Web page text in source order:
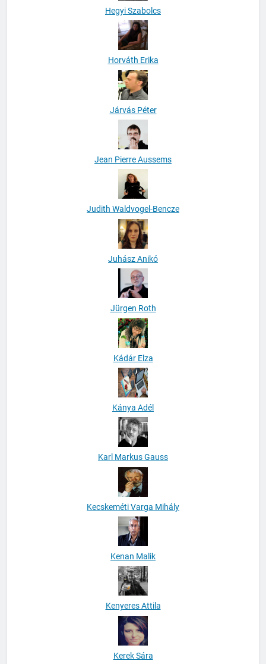
Hegyi Szabolcs
Horváth Erika
Járvás Péter
Jean Pierre Aussems
Judith Waldvogel-Bencze
Juhász Anikó
Jürgen Roth
Kádár Elza
Kánya Adél
Karl Markus Gauss
Kecskeméti Varga Mihály
Kenan Malik
Kenyeres Attila
Kerek Sára